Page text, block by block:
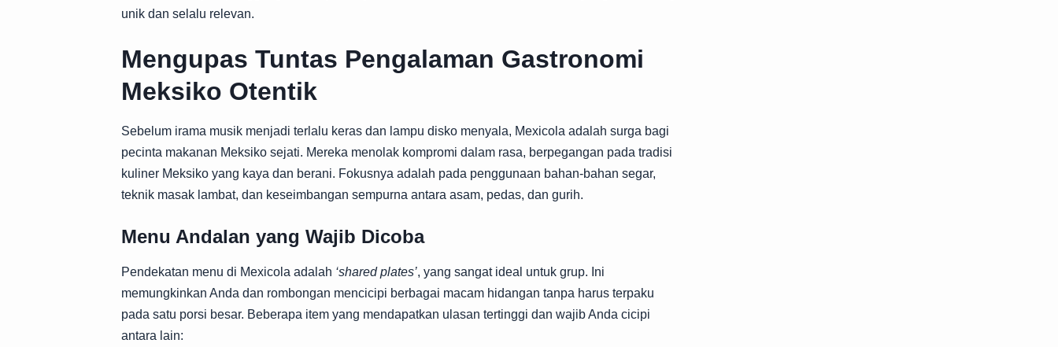
unik dan selalu relevan.
Mengupas Tuntas Pengalaman Gastronomi
Meksiko Otentik
Sebelum irama musik menjadi terlalu keras dan lampu disko menyala, Mexicola adalah surga bagi
pecinta makanan Meksiko sejati. Mereka menolak kompromi dalam rasa, berpegangan pada tradisi
kuliner Meksiko yang kaya dan berani. Fokusnya adalah pada penggunaan bahan-bahan segar,
teknik masak lambat, dan keseimbangan sempurna antara asam, pedas, dan gurih.
Menu Andalan yang Wajib Dicoba
Pendekatan menu di Mexicola adalah ‘shared plates’, yang sangat ideal untuk grup. Ini
memungkinkan Anda dan rombongan mencicipi berbagai macam hidangan tanpa harus terpaku
pada satu porsi besar. Beberapa item yang mendapatkan ulasan tertinggi dan wajib Anda cicipi
antara lain: